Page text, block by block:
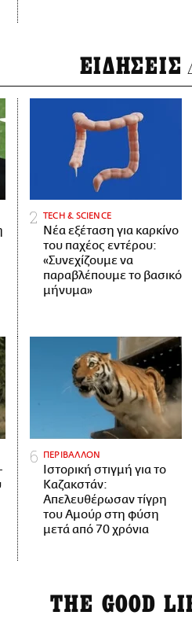
ΕΙΔΗΣΕΙΣ
ΤECH & SCIENCE
Νέα εξέταση για καρκίνο
του παχέος εντέρου:
«Συνεχίζουμε να
παραβλέπουμε το βασικό
μήνυμα»
ΠΕΡΙΒΑΛΛΟΝ
Ιστορική στιγμή για το
Καζακστάν:
Απελευθέρωσαν τίγρη
του Αμούρ στη φύση
μετά από 70 χρόνια
THE GOOD